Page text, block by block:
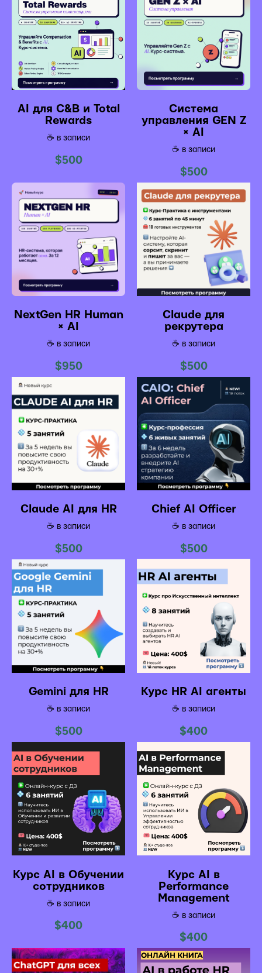
AI для C&B и Total
Rewards
☕️ в записи
$500
Система
управления GEN Z
× AI
☕️ в записи
$500
NextGen HR Human
× AI
☕️ в записи
$950
Claude для
рекрутера
☕️ в записи
$500
Claude AI для HR
☕️ в записи
$500
Chief AI Officer
☕️ в записи
$500
Gemini для HR
☕️ в записи
$500
Курс HR AI агенты
☕️ в записи
$400
Курс AI в Обучении
сотрудников
☕️ в записи
$400
Курс AI в
Performance
Management
☕️ в записи
$400